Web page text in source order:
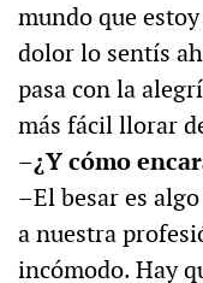
mundo que
dolor lo sentís
pasa con la
más fácil llorar
–¿Y cómo
–El besar es
a nuestra
incómodo. Hay